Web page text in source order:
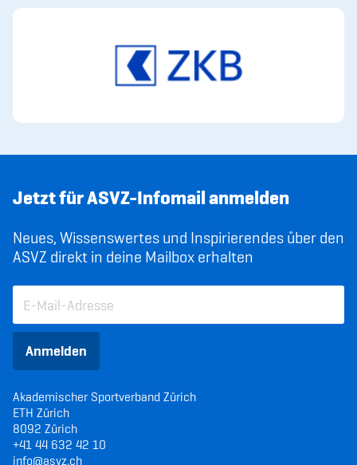
Jetzt für ASVZ-Infomail anmelden
Neues, Wissenswertes und Inspirierendes über den
ASVZ direkt in deine Mailbox erhalten
Anmelden
Akademischer Sportverband Zürich
ETH Zürich
8092 Zürich
+41 44 632 42 10
info@asvz.ch